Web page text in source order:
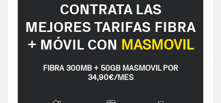
CONTRATA LAS
MEJORES TARIFAS FIBRA
+ MÓVIL CON MASMOVIL
FIBRA 300MB + 50GB MASMOVIL POR
34,90€/MES